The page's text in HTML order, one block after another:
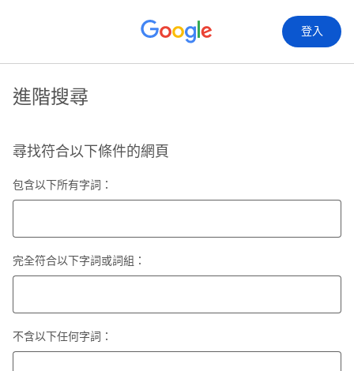
登入
進階搜尋
尋找符合以下條件的網頁
包含以下所有字詞：
完全符合以下字詞或詞組：
不含以下任何字詞：